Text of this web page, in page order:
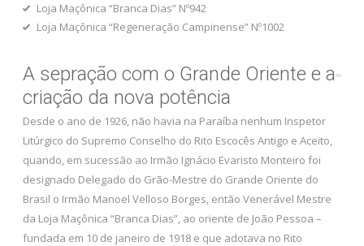
Loja Maçônica “Branca Dias” Nº942
Loja Maçônica “Regeneração Campinense” Nº1002
A sepração com o Grande Oriente e a
criação da nova potência
Desde o ano de 1926, não havia na Paraíba nenhum Inspetor
Litúrgico do Supremo Conselho do Rito Escocês Antigo e Aceito,
quando, em sucessão ao Irmão Ignácio Evaristo Monteiro foi
designado Delegado do Grão-Mestre do Grande Oriente do
Brasil o Irmão Manoel Velloso Borges, então Venerável Mestre
da Loja Maçônica “Branca Dias”, ao oriente de João Pessoa –
fundada em 10 de janeiro de 1918 e que adotava no Rito